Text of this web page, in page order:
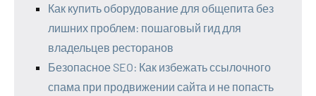
Как купить оборудование для общепита без
лишних проблем: пошаговый гид для
владельцев ресторанов
Безопасное SEO: Как избежать ссылочного
спама при продвижении сайта и не попасть